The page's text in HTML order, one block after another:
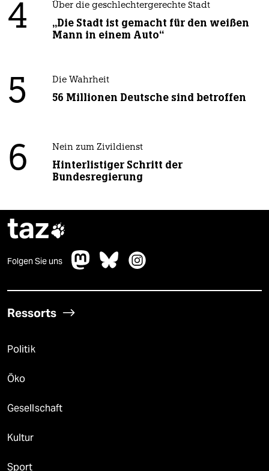
4 Über die geschlechtergerechte Stadt
„Die Stadt ist gemacht für den weißen
Mann in einem Auto“
5 Die Wahrheit
56 Millionen Deutsche sind betroffen
6 Nein zum Zivildienst
Hinterlistiger Schritt der
Bundesregierung
taz
Folgen Sie uns
Ressorts
Politik
Öko
Gesellschaft
Kultur
Sport